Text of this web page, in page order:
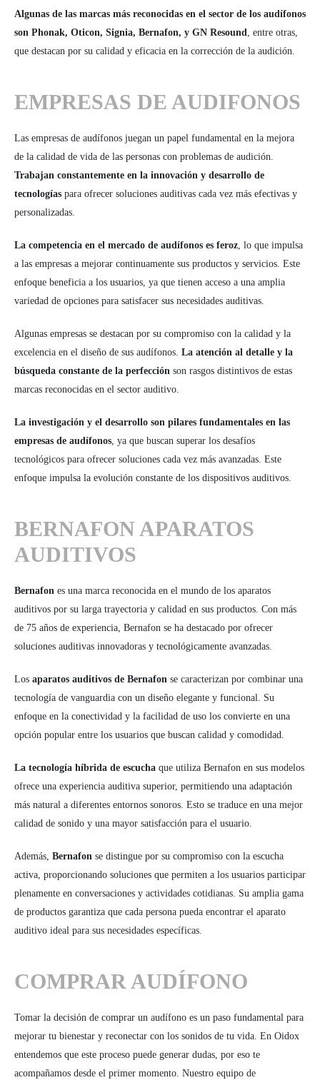
Algunas de las marcas más reconocidas en el sector de los audífonos
son Phonak, Oticon, Signia, Bernafon, y GN Resound, entre otras,
que destacan por su calidad y eficacia en la corrección de la audición.
EMPRESAS DE AUDIFONOS
Las empresas de audífonos juegan un papel fundamental en la mejora
de la calidad de vida de las personas con problemas de audición.
Trabajan constantemente en la innovación y desarrollo de
tecnologías para ofrecer soluciones auditivas cada vez más efectivas y
personalizadas.
La competencia en el mercado de audífonos es feroz, lo que impulsa
a las empresas a mejorar continuamente sus productos y servicios. Este
enfoque beneficia a los usuarios, ya que tienen acceso a una amplia
variedad de opciones para satisfacer sus necesidades auditivas.
Algunas empresas se destacan por su compromiso con la calidad y la
excelencia en el diseño de sus audífonos. La atención al detalle y la
búsqueda constante de la perfección son rasgos distintivos de estas
marcas reconocidas en el sector auditivo.
La investigación y el desarrollo son pilares fundamentales en las
empresas de audífonos, ya que buscan superar los desafíos
tecnológicos para ofrecer soluciones cada vez más avanzadas. Este
enfoque impulsa la evolución constante de los dispositivos auditivos.
BERNAFON APARATOS
AUDITIVOS
Bernafon es una marca reconocida en el mundo de los aparatos
auditivos por su larga trayectoria y calidad en sus productos. Con más
de 75 años de experiencia, Bernafon se ha destacado por ofrecer
soluciones auditivas innovadoras y tecnológicamente avanzadas.
Los aparatos auditivos de Bernafon se caracterizan por combinar una
tecnología de vanguardia con un diseño elegante y funcional. Su
enfoque en la conectividad y la facilidad de uso los convierte en una
opción popular entre los usuarios que buscan calidad y comodidad.
La tecnología híbrida de escucha que utiliza Bernafon en sus modelos
ofrece una experiencia auditiva superior, permitiendo una adaptación
más natural a diferentes entornos sonoros. Esto se traduce en una mejor
calidad de sonido y una mayor satisfacción para el usuario.
Además, Bernafon se distingue por su compromiso con la escucha
activa, proporcionando soluciones que permiten a los usuarios participar
plenamente en conversaciones y actividades cotidianas. Su amplia gama
de productos garantiza que cada persona pueda encontrar el aparato
auditivo ideal para sus necesidades específicas.
COMPRAR AUDÍFONO
Tomar la decisión de comprar un audífono es un paso fundamental para
mejorar tu bienestar y reconectar con los sonidos de tu vida. En Oidox
entendemos que este proceso puede generar dudas, por eso te
acompañamos desde el primer momento. Nuestro equipo de